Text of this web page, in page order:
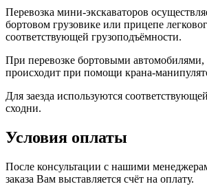
Перевозка мини-экскаваторов
бортовом грузовике или прицепе
соответствующей грузоподъёмности.
При перевозке бортовыми автомобилями,
происходит при помощи крана-
Для заезда используются
сходни.
Условия оплаты
После консультации с нашими
заказа Вам выставляется счёт на оплату.